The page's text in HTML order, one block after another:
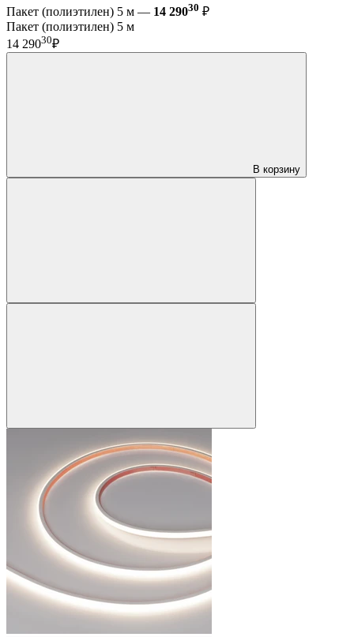
Пакет (полиэтилен) 5 м — 14 29030 ₽
Пакет (полиэтилен) 5 м
14 29030₽
В корзину